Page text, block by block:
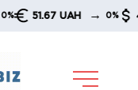
51.67 UAH → 0% 44.76